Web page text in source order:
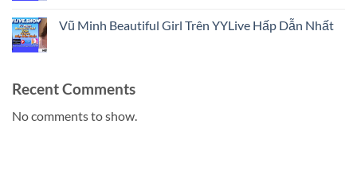
Nghiệm
Trải
2026
on
Gái
Đẹp
Ấn
Vũ Minh Beautiful Girl Trên YYLive Hấp Dẫn Nhất
Minh
Beautiful
Trên
YYLive
Recent Comments
No comments to show.